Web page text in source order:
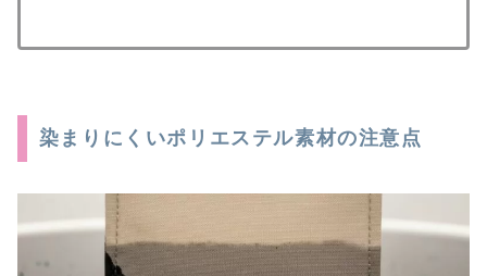
染まりにくいポリエステル素材の注意点